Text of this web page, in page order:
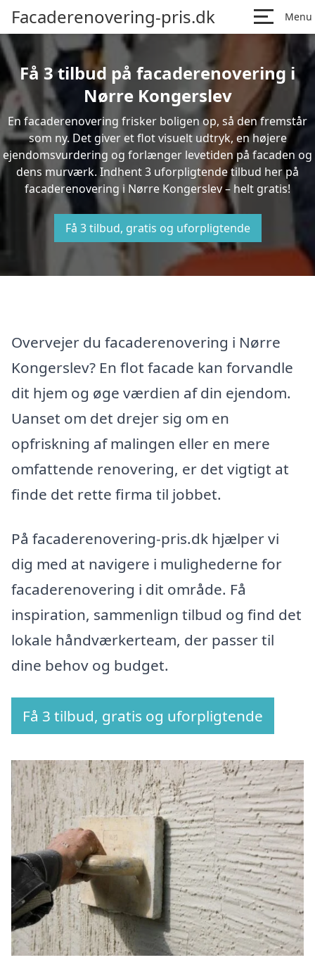
Facaderenovering-pris.dk Menu
Få 3 tilbud på facaderenovering i
Nørre Kongerslev
En facaderenovering frisker boligen op, så den fremstår
som ny. Det giver et flot visuelt udtryk, en højere
ejendomsvurdering og forlænger levetiden på facaden og
dens murværk. Indhent 3 uforpligtende tilbud her på
facaderenovering i Nørre Kongerslev – helt gratis!
Få 3 tilbud, gratis og uforpligtende
Overvejer du facaderenovering i Nørre
Kongerslev? En flot facade kan forvandle
dit hjem og øge værdien af din ejendom.
Uanset om det drejer sig om en
opfriskning af malingen eller en mere
omfattende renovering, er det vigtigt at
finde det rette firma til jobbet.
På facaderenovering-pris.dk hjælper vi
dig med at navigere i mulighederne for
facaderenovering i dit område. Få
inspiration, sammenlign tilbud og find det
lokale håndværkerteam, der passer til
dine behov og budget.
Få 3 tilbud, gratis og uforpligtende